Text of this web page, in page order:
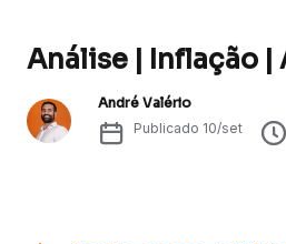
Análise | Inflação |
André Valério
Publicado 10/set